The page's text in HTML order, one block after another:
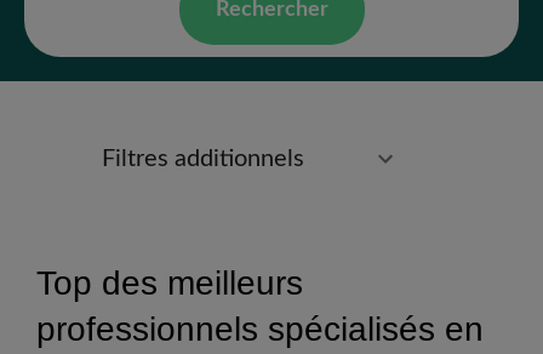
Rechercher
Filtres additionnels
Top des meilleurs
professionnels spécialisés en